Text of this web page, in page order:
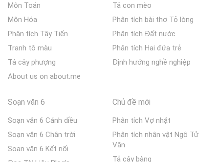
Môn Toán
Môn Hóa
Phân tích Tây Tiến
Tranh tô màu
Tả cây phượng
About us on about.me
Tả con mèo
Phân tích bài thơ Tỏ lòng
Phân tích Đất nước
Phân tích Hai đứa trẻ
Định hướng nghề nghiệp
Soạn văn 6
Soạn văn 6 Cánh diều
Soạn văn 6 Chân trời
Soạn văn 6 Kết nối
Chủ đề mới
Phân tích Vợ nhặt
Phân tích nhân vật Ngô Tử
Văn
Tả cây bàng